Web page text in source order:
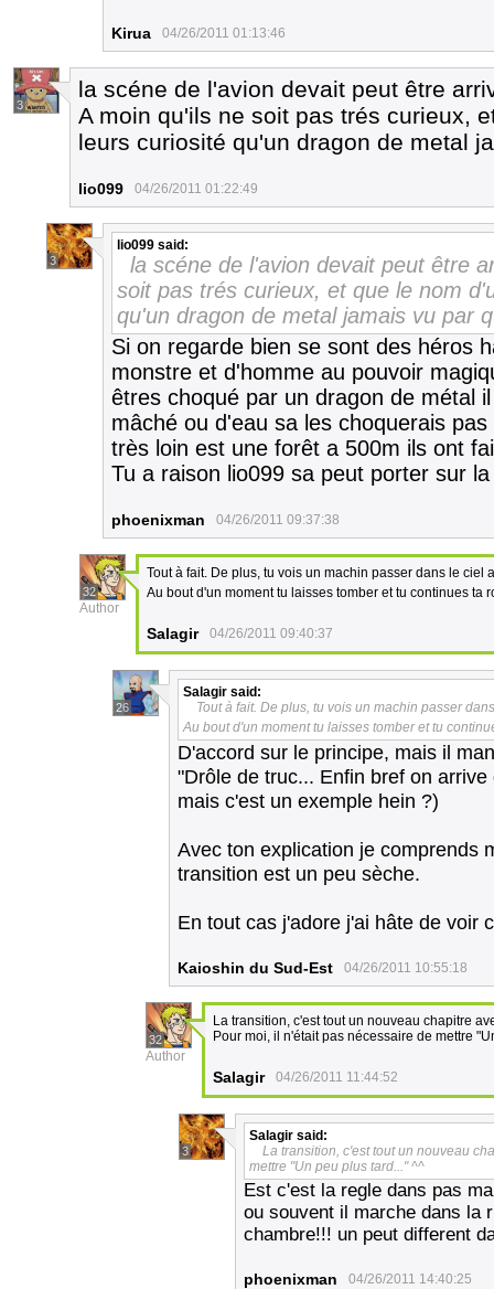
Kirua 04/26/2011 01:13:46
3
la scéne de l'avion devait peut être
A moin qu'ils ne soit pas trés curieux,
leurs curiosité qu'un dragon de metal
lio099 04/26/2011 01:22:49
3
lio099 said:
la scéne de l'avion devait peut être
soit pas trés curieux, et que le nom
qu'un dragon de metal jamais vu par
Si on regarde bien se sont des héros
monstre et d'homme au pouvoir
êtres choqué par un dragon de métal
mâché ou d'eau sa les choquerais
très loin est une forêt a 500m ils ont
Tu a raison lio099 sa peut porter sur
phoenixman 04/26/2011 09:37:38
32
Author
Tout à fait. De plus, tu vois un machin passer dans le ciel
Au bout d'un moment tu laisses tomber et tu continues ta
Salagir 04/26/2011 09:40:37
26
Salagir said:
Tout à fait. De plus, tu vois un machin passer
Au bout d'un moment tu laisses tomber et tu
D'accord sur le principe, mais il
"Drôle de truc... Enfin bref on
mais c'est un exemple hein ?)
Avec ton explication je comprends
transition est un peu sèche.
En tout cas j'adore j'ai hâte de voir
Kaioshin du Sud-Est 04/26/2011 10:55:18
32
Author
La transition, c'est tout un nouveau chapitre
Pour moi, il n'était pas nécessaire de mettre
Salagir 04/26/2011 11:44:52
3
Salagir said:
La transition, c'est tout un nouveau
mettre "Un peu plus tard..." ^^
Est c'est la regle dans pas
ou souvent il marche dans la
chambre!!! un peut different
phoenixman 04/26/2011 14:40:25